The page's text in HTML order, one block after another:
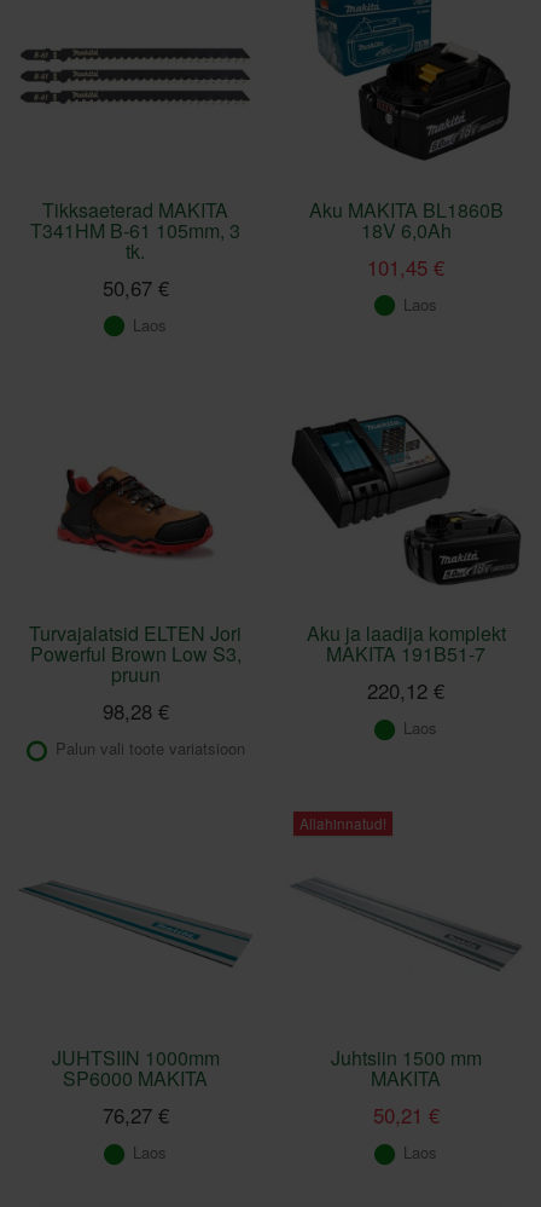
Tikksaeterad MAKITA
T341HM B-61 105mm, 3
tk.
50,67 €
Laos
Aku MAKITA BL1860B
18V 6,0Ah
101,45 €
Laos
Turvajalatsid ELTEN Jori
Powerful Brown Low S3,
pruun
98,28 €
Palun vali toote variatsioon
Aku ja laadija komplekt
MAKITA 191B51-7
220,12 €
Laos
JUHTSIIN 1000mm
SP6000 MAKITA
76,27 €
Laos
Allahinnatud!
Juhtsiin 1500 mm
MAKITA
50,21 €
Laos